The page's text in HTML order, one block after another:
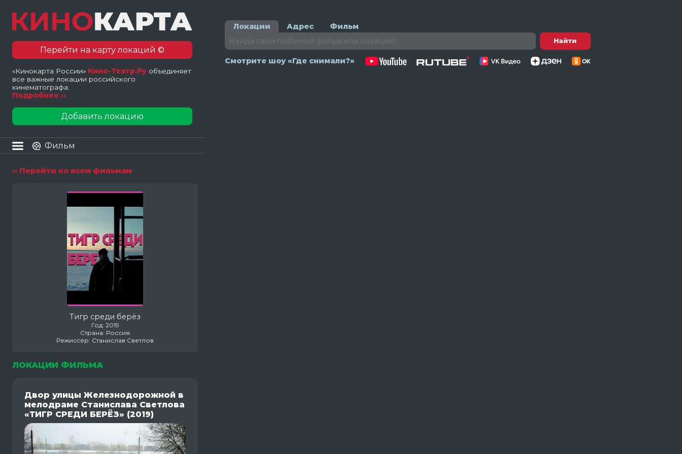
Перейти на карту локаций ©
«Кинокарта России» Кино-Театр.Ру объединяет
все важные локации российского
кинематографа.
Подробнее ››
Добавить локацию
Фильм
‹‹ Перейти ко всем фильмам
Тигр среди берёз
Год: 2019
Страна: Россия
Режиссёр: Станислав Светлов
ЛОКАЦИИ ФИЛЬМА
Двор улицы Железнодорожной в
мелодраме Станислава Светлова
«ТИГР СРЕДИ БЕРЁЗ» (2019)
Локации Адрес Фильм
Найти
Смотрите шоу «Где снимали?»